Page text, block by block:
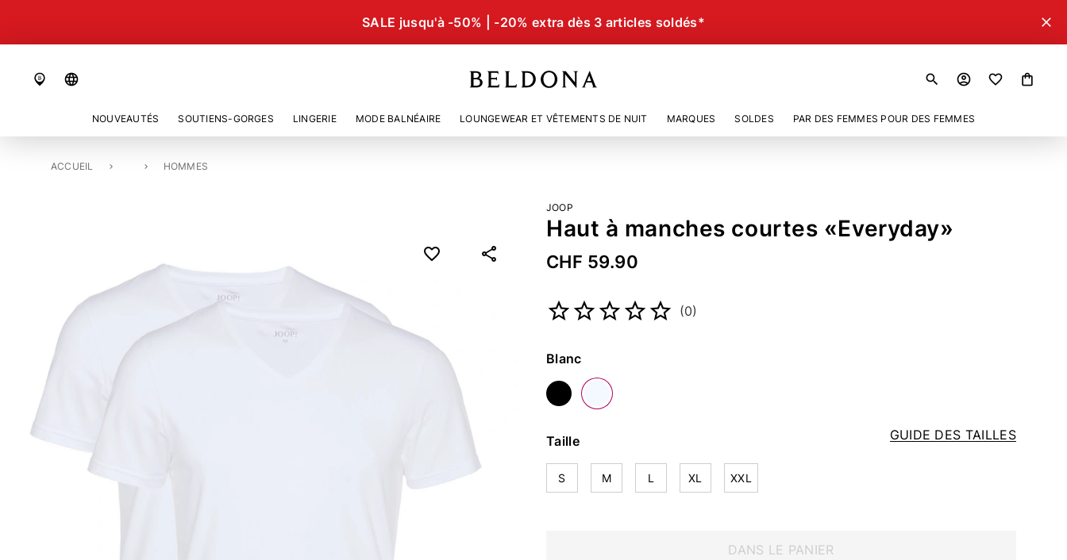
SALE jusqu'à -50% | -20% extra dès 3 articles soldés* close
language search account_circle shopping_bag
NOUVEAUTÉS SOUTIENS-GORGES LINGERIE MODE BALNÉAIRE LOUNGEWEAR ET VÊTEMENTS DE NUIT MARQUES SOLDES PAR DES FEMMES POUR DES FEMMES
ACCUEIL HOMMES
HAUT À MANCHES COURTES «EVERYDAY»
JOOP
Haut à manches courtes «Everyday»
CHF 59.90
(0)
Couleur
Blanc
GUIDE DES TAILLES
Taille
S M L XL XXL
DANS LE PANIER